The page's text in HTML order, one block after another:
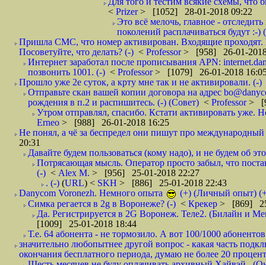
< Prizer> [1052] 28-01-2018 09:22
Это всё мелочь, главное -
поколений расплачиваться будут :-)
Пришла СМС, что номер активирован. Входящие проходят.
Посоветуйте, что делать? (-) < Professor> [958] 26-01-
Интернет заработал после прописывания APN:
позвонить 1001. (-) < Professor> [1079] 26-01-2018
Прошло уже 2е суток, а крту мне так и не активировали. (-)
Отправьте скан вашей копии договора на адрес
рождения в п.2 и распишитесь. (-) (Совет) < Professor>
Утром отправлял, спасибо. Кстати активировать уже.
Erneo > [988] 26-01-2018 16:25
Не понял, а чё за беспредел они пишут про
20:31
Давайте будем пользоваться (кому надо), и не будем об
Потрясающая мысль. Оператор просто забыл, что
(-) < Alex M. > [956] 25-01-2018 22:27
. (-) (URL) < SKH > [886] 25-01-2018 22:43
Danycom Voronezh. Немного опыта
(+) (Личный опыт)
Симка регается в 2g в Воронеже? (-) < Крекер > [869]
Да. Регистрируется в 2G Воронеж. Теле2. (Билайн и
[1009] 25-01-2018 18:44
Т.е. 64 абонента - не тормозило. А вот 100/1000
значительно любопытнее другой вопрос - какая часть
окончания бесплатного периода, думаю не более 20